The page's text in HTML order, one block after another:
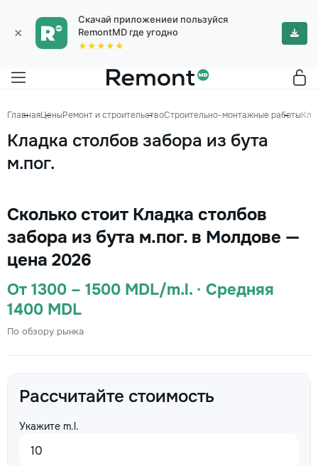
×
Скачай приложениеи пользуйся
RemontMD где угодно
★★★★★
ГлавнаяЦеныРемонт и строительствоСтроительно-монтажные работы
Кладка столбов забора из бута
м.пог.
Сколько стоит Кладка столбов
забора из бута м.пог. в Молдове —
цена 2026
От 1300 – 1500 MDL/m.l. · Средняя
1400 MDL
По обзору рынка
Рассчитайте стоимость
Укажите m.l.